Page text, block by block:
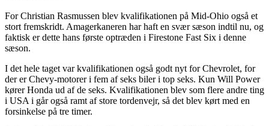
For Christian Rasmussen blev kvalifikationen på Mid-Ohio også et
stort fremskridt. Amagerkaneren har haft en svær sæson indtil nu, og
faktisk er dette hans første optræden i Firestone Fast Six i denne
sæson.
I det hele taget var kvalifikationen også godt nyt for Chevrolet, for
der er Chevy-motorer i fem af seks biler i top seks. Kun Will Power
kører Honda ud af de seks. Kvalifikationen blev som flere andre ting
i USA i går også ramt af store tordenvejr, så det blev kørt med en
forsinkelse på tre timer.